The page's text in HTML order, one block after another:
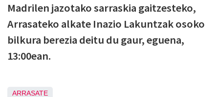
Madrilen jazotako sarraskia gaitzesteko,
Arrasateko alkate Inazio Lakuntzak osoko
bilkura berezia deitu du gaur, eguena,
13:00ean.
ARRASATE